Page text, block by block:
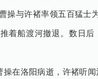
操与许褚率领五百猛士
着船渡河撤退。数日
操在洛阳病逝，许褚听